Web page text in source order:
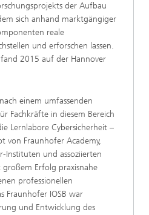
der Aufbau
sich anhand marktgängiger
reale
und erforschen lassen.
fand 2015 auf der Hannover
einem umfassenden
Fachkräfte in diesem Bereich
Lernlabore Cybersicherheit –
von Fraunhofer Academy,
Instituten und assoziierten
großem Erfolg praxisnahe
professionellen
Fraunhofer IOSB war
und Entwicklung des